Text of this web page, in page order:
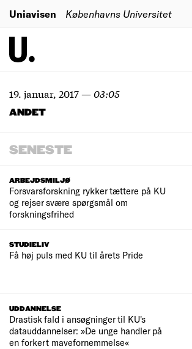
Uniavisen Københavns Universitet
19. januar, 2017—03:05
ANDET
SENESTE
ARBEJDSMILJØ
Forsvarsforskning rykker tættere på KU
og rejser svære spørgsmål om
forskningsfrihed
STUDIELIV
Få høj puls med KU til årets Pride
UDDANNELSE
Drastisk fald i ansøgninger til KU's
datauddannelser: »De unge handler på
en forkert mavefornemmelse«